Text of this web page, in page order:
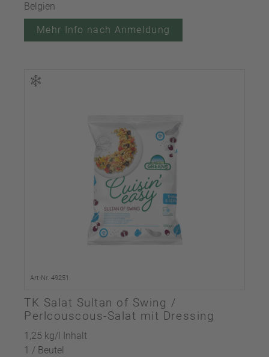
Belgien
Mehr Info nach Anmeldung
Art-Nr. 49251
TK Salat Sultan of Swing /
Perlcouscous-Salat mit Dressing
1,25 kg/l Inhalt
1 / Beutel